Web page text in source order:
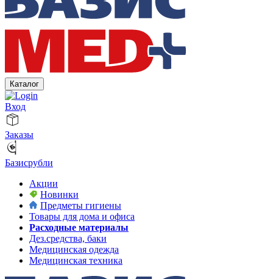
Каталог
Вход
Заказы
Базисрубли
Акции
Новинки
Предметы гигиены
Товары для дома и офиса
Расходные материалы
Дез.средства, баки
Медицинская одежда
Медицинская техника